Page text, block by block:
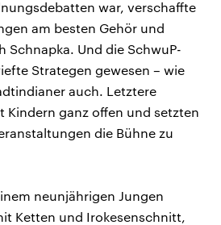
war, verschaffte
am besten Gehör und
Schnapka. Und die SchwuP-
Strategen gewesen – wie
auch. Letztere
Kindern ganz offen und setzten
die Bühne zu
neunjährigen Jungen
Ketten und Irokesenschnitt,